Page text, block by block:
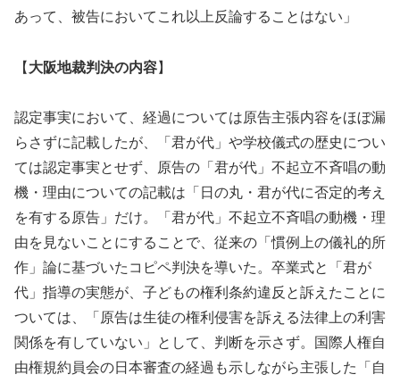
あって、被告においてこれ以上反論することはない」
【 大阪地裁判決の内容】
認定事実において、経過については原告主張内容をほぼ漏
らさずに記載したが、「君が代」や学校儀式の歴史につい
ては認定事実とせず、原告の「君が代」不起立不斉唱の動
機・理由についての記載は「日の丸・君が代に否定的考え
を有する原告」だけ。「君が代」不起立不斉唱の動機・理
由を見ないことにすることで、従来の「慣例上の儀礼的所
作」論に基づいたコピペ判決を導いた。卒業式と「君が
代」指導の実態が、子どもの権利条約違反と訴えたことに
ついては、「原告は生徒の権利侵害を訴える法律上の利害
関係を有していない」として、判断を示さず。国際人権自
由権規約員会の日本審査の経過も示しながら主張した「自